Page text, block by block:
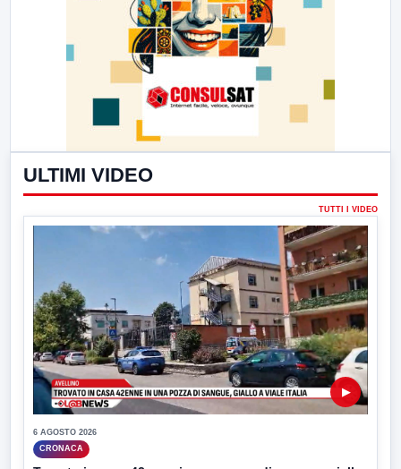
ULTIMI VIDEO
TUTTI I VIDEO
▶
6 AGOSTO 2026
CRONACA